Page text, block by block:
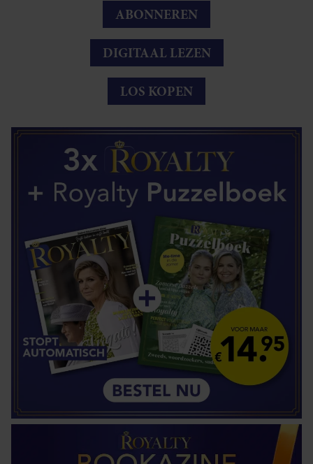
ABONNEREN
DIGITAAL LEZEN
LOS KOPEN